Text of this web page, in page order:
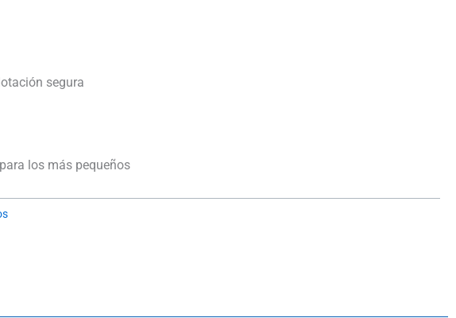
segura
los más pequeños